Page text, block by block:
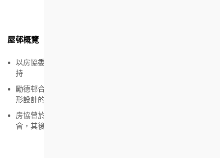
屋邨概覽
以房協委員鄔勵德先生命名，屋邨開幕禮亦由鄔勵德先生主
持
勵德邨合共有8座，其中4座更打破傳統，是全港首個以圓筒
形設計的建築
房協曾於1979年在該邨天台建設兩個網球場，並成立網球
會，其後改建為綠化休憩區，供居民享用